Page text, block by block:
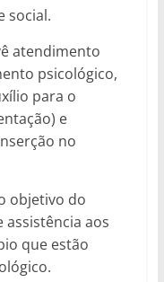
social.
atendimento
psicológico,
para o
e
no
objetivo do
aos
que estão